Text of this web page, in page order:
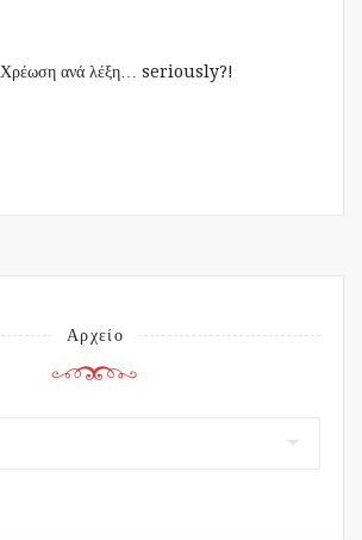
Χρέωση ανά λέξη… seriously?!
Αρχείο